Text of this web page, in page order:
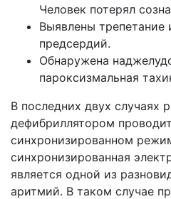
Человек потерял
Выявлены трепетание
предсердий.
Обнаружена
пароксизмальная
В последних двух случаях
дефибриллятором
синхронизированном
синхронизированная
является одной из
аритмий. В таком случае